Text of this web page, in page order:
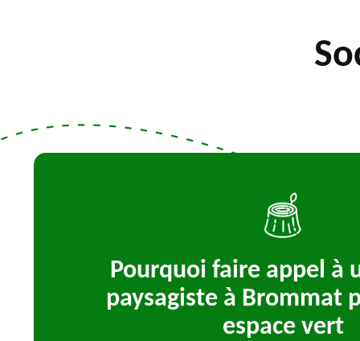
Pourquoi faire appel à
paysagiste à Brommat
espace vert